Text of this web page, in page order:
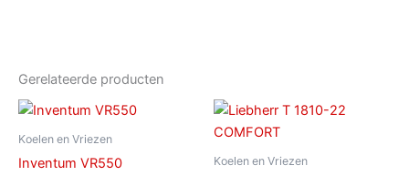
Gerelateerde producten
Koelen en Vriezen
Inventum VR550 Koelen en Vriezen